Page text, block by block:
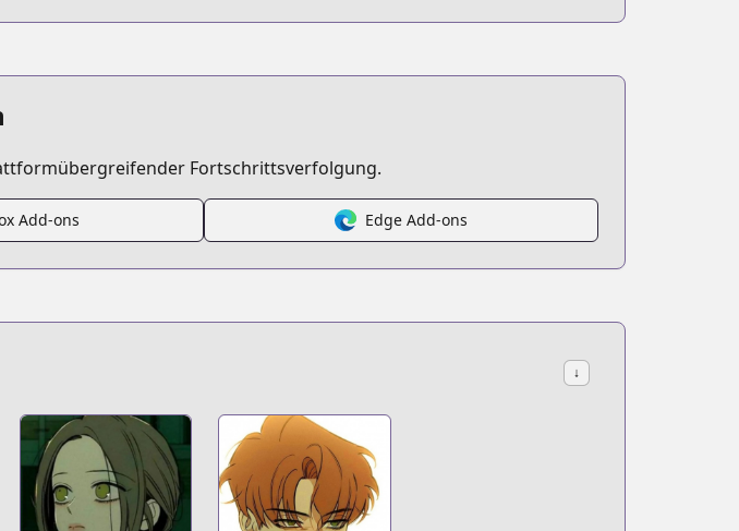
Fortschrittsverfolgung.
Add-ons Edge Add-ons
↓